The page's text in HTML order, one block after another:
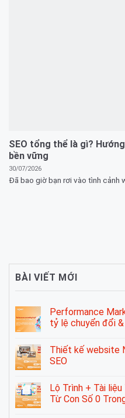
SEO tổng thể là gì?
bền vững
30/07/2026
Đã bao giờ bạn rơi vào tình cảnh
BÀI VIẾT MỚI
Performance
tỷ lệ chuyển đổi &
Thiết kế website
SEO
Lộ Trình + Tài
Từ Con Số 0